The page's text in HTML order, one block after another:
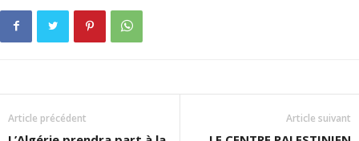
Article précédent Article suivant